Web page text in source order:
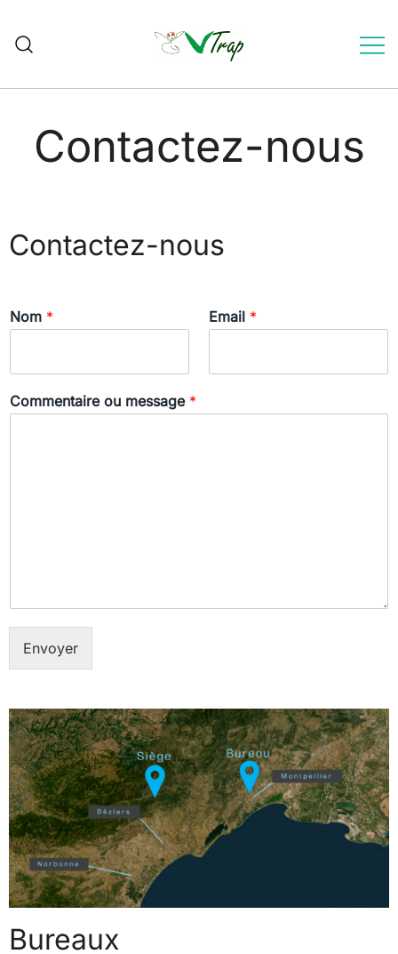
Contactez-nous
Contactez-nous
Nom * Email *
Commentaire ou message *
Envoyer
Bureaux